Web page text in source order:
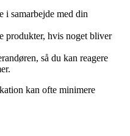
i samarbejde med din
produkter, hvis noget bliver
så du kan reagere
kan ofte minimere